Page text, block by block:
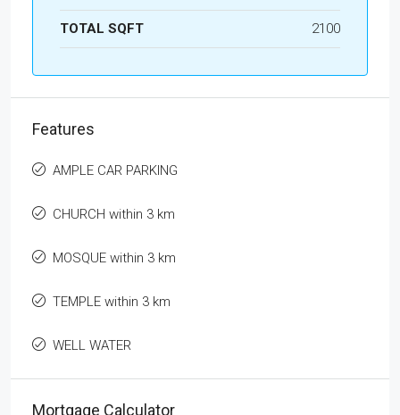
TOTAL SQFT 2100
Features
AMPLE CAR PARKING
CHURCH within 3 km
MOSQUE within 3 km
TEMPLE within 3 km
WELL WATER
Mortgage Calculator